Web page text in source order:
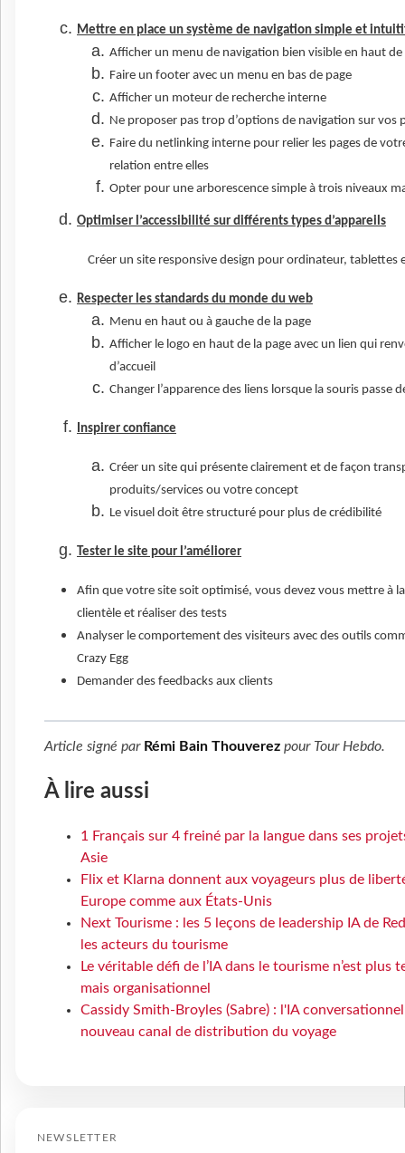
Mettre en place un système de navigation simple et
Afficher un menu de navigation bien visible en haut de
Faire un footer avec un menu en bas de page
Afficher un moteur de recherche interne
Ne proposer pas trop d’options de navigation sur vos
Faire du netlinking interne pour relier les pages de
relation entre elles
Opter pour une arborescence simple à trois niveaux
Optimiser l’accessibilité sur différents types d’appareils
Créer un site responsive design pour ordinateur, tablettes
Respecter les standards du monde du web
Menu en haut ou à gauche de la page
Afficher le logo en haut de la page avec un lien qui
d’accueil
Changer l’apparence des liens lorsque la souris passe
Inspirer confiance
Créer un site qui présente clairement et de façon
produits/services ou votre concept
Le visuel doit être structuré pour plus de crédibilité
Tester le site pour l’améliorer
Afin que votre site soit optimisé, vous devez vous mettre à
clientèle et réaliser des tests
Analyser le comportement des visiteurs avec des outils
Crazy Egg
Demander des feedbacks aux clients
Article signé par Rémi Bain Thouverez pour Tour Hebdo.
À lire aussi
1 Français sur 4 freiné par la langue dans ses
Asie
Flix et Klarna donnent aux voyageurs plus de
Europe comme aux États-Unis
Next Tourisme : les 5 leçons de leadership IA de
les acteurs du tourisme
Le véritable défi de l’IA dans le tourisme n’est plus
mais organisationnel
Cassidy Smith-Broyles (Sabre) : l'IA
nouveau canal de distribution du voyage
NEWSLETTER